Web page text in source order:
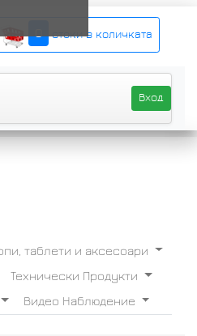
стоки в количката
Вход
таблети и аксесоари
Технически Продукти
Видео Наблюдение